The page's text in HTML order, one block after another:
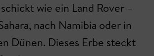
wie ein Land Rover –
nach Namibia oder in
Dünen. Dieses Erbe steckt